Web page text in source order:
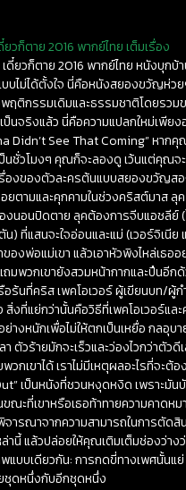
วก็ตาย 2016 พากย์ไทย เต็มเรื่อง
ดี๋ยวก็ตาย 2016 พากย์ไทย หนังบุก
บไม่ได้ตั้งใจ นี่คือหนังสยองขวัญห่
ฤติกรรมเดิมและธรรมชาติโดยรวม
ป็นจริงแล้ว นี่คือความแปลกใหม่เพี
Didn’t See That Coming” หา
ชั่วโมงๆ คุณก็จะลองดู เว้นแต่คุณจ
องของตัวละครต้นแบบสยองขวัญสอ
ตามและคุกคามในช่วงคริสต์มาส ลุ
นอนปิดตาย ลุคต้องการจีบแอชลีย์
ที่แสนจะใจอ่อนและแม่ (เวอร์จิเนี
องพ่อแม่เขา แล้วเอาหัวพิงไหล่เธ
ถมพวกเขายังสวมหน้ากากและปืนอี
อร้นที่คริส เพคโอเวอร์ ผู้เขียนบท/
งที่แย่กว่านั้นคือวิธีที่เพคโอเวอร์แ
งหนักเพื่อไม่ให้ตกเป็นเหยื่อ กลอุ
วร้ายมักจะเร็วและว่องไวกว่าตัวดี
กเขาได้ เราไม่มีเหตุผลอะไรที่จะ
เป็นหนังที่ชวนหงุดหงิด เพราะ
ณะที่เขาหรือเธอท้าทายความคาด
รณาจากความสามารถในการตัดสิ
านี้ แล้วปล่อยให้คุณเติมเต็มช่องว่า
บบเดียวกัน: การกดขี่ทางเพศนั้นแ
ชุดหนึ่งกับอีกชุดหนึ่ง